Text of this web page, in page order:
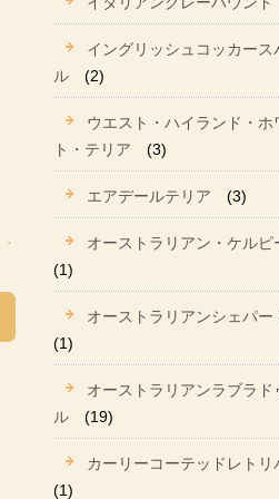
イングリッシュコッカース
ル
(2)
ウエスト・ハイランド・ホ
ト・テリア
(3)
エアデールテリア (3)
オーストラリアン・ケルピ
(1)
オーストラリアンシェパー
(1)
オーストラリアンラブラド
ル
(19)
カーリーコーテッドレトリ
(1)